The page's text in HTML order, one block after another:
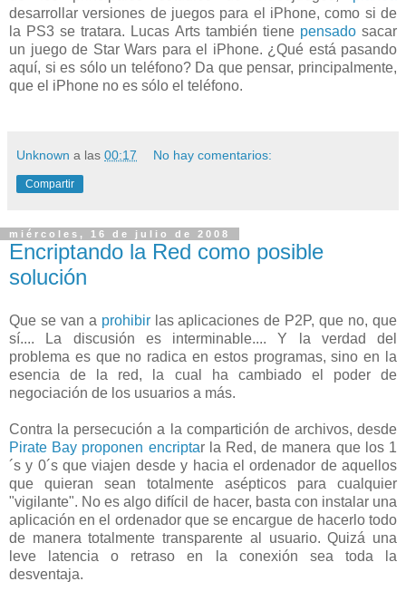
desarrollar versiones de juegos para el iPhone, como si de
la PS3 se tratara. Lucas Arts también tiene pensadosacar
un juego de Star Wars para el iPhone. ¿Qué está pasando
aquí, si es sólo un teléfono? Da que pensar, principalmente,
que el iPhone no es sólo el teléfono.
Unknown a las 00:17 No hay comentarios:
Compartir
miércoles, 16 de julio de 2008
Encriptando la Red como posible
solución
Que se van a prohibirlas aplicaciones de P2P, que no, que
sí.... La discusión es interminable.... Y la verdad del
problema es que no radica en estos programas, sino en la
esencia de la red, la cual ha cambiado el poder de
negociación de los usuarios a más.
Contra la persecución a la compartición de archivos, desde
Pirate Bay proponen encriptar la Red, de manera que los 1
´s y 0´s que viajen desde y hacia el ordenador de aquellos
que quieran sean totalmente asépticos para cualquier
"vigilante". No es algo difícil de hacer, basta con instalar una
aplicación en el ordenador que se encargue de hacerlo todo
de manera totalmente transparente al usuario. Quizá una
leve latencia o retraso en la conexión sea toda la
desventaja.